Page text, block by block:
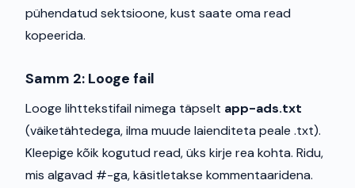
pühendatud sektsioone, kust saate oma read
kopeerida.
Samm 2: Looge fail
Looge lihttekstifail nimega täpselt app-ads.txt
(väiketähtedega, ilma muude laienditeta peale .txt).
Kleepige kõik kogutud read, üks kirje rea kohta. Ridu,
mis algavad #-ga, käsitletakse kommentaaridena.